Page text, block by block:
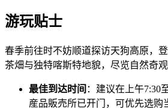
游玩贴士
春季前往时不妨顺道探访天狗高原，
茶畑与独特喀斯特地貌，尽览自然奇观
最佳到达时间 ：建议在上午7:30
産品販売所已开门，可优先选购